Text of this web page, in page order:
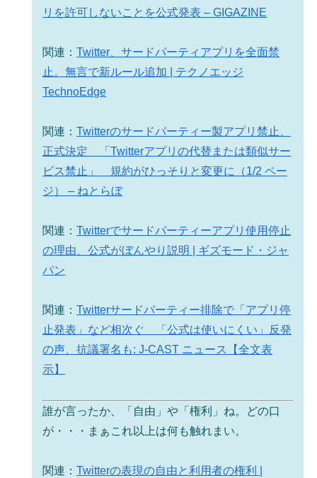
リを許可しないことを公式発表 – GIGAZINE
関連：Twitter、サードパーティアプリを全面禁
止。無言で新ルール追加 | テクノエッジ
TechnoEdge
関連：Twitterのサードパーティー製アプリ禁止、
正式決定 「Twitterアプリの代替または類似サー
ビス禁止」 規約がひっそりと変更に（1/2 ペー
ジ） – ねとらぼ
関連：Twitterでサードパーティーアプリ使用停止
の理由、公式がぼんやり説明 | ギズモード・ジャ
パン
関連：Twitterサードパーティー排除で「アプリ停
止発表」など相次ぐ 「公式は使いにくい」反発
の声、抗議署名も: J-CAST ニュース【全文表
示】
誰が言ったか、「自由」や「権利」ね。どの口
が・・・まぁこれ以上は何も触れまい。
関連：Twitterの表現の自由と利用者の権利 |